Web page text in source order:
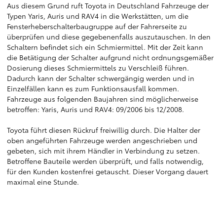
Aus diesem Grund ruft Toyota in Deutschland Fahrzeuge der
Typen Yaris, Auris und RAV4 in die Werkstätten, um die
Fensterheberschalterbaugruppe auf der Fahrerseite zu
überprüfen und diese gegebenenfalls auszutauschen. In den
Schaltern befindet sich ein Schmiermittel. Mit der Zeit kann
die Betätigung der Schalter aufgrund nicht ordnungsgemäßer
Dosierung dieses Schmiermittels zu Verschleiß führen.
Dadurch kann der Schalter schwergängig werden und in
Einzelfällen kann es zum Funktionsausfall kommen.
Fahrzeuge aus folgenden Baujahren sind möglicherweise
betroffen: Yaris, Auris und RAV4: 09/2006 bis 12/2008.
Toyota führt diesen Rückruf freiwillig durch. Die Halter der
oben angeführten Fahrzeuge werden angeschrieben und
gebeten, sich mit ihrem Händler in Verbindung zu setzen.
Betroffene Bauteile werden überprüft, und falls notwendig,
für den Kunden kostenfrei getauscht. Dieser Vorgang dauert
maximal eine Stunde.